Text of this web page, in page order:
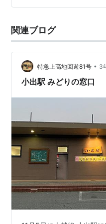
ックス席はすべて埋まっ
関連ブログ
特急上高地回遊81号 • 3
小出駅 みどりの窓口